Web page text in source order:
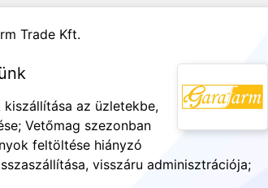
Trade Kft.
az üzletekbe,
Vetőmag szezonban
feltöltése hiányzó
visszáru adminisztrációja;